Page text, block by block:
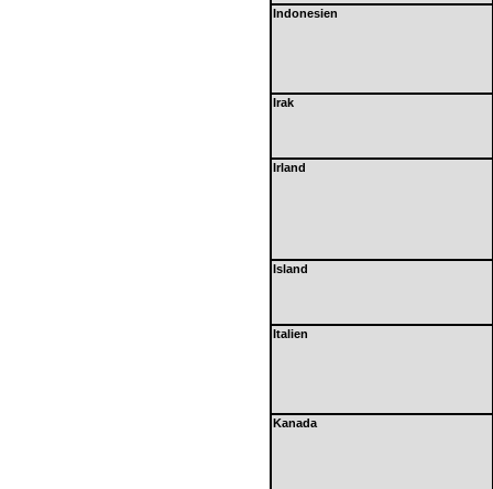
Indonesien
Irak
Irland
Island
Italien
Kanada